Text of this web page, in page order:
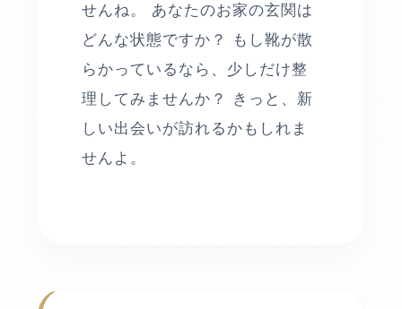
せんね。 あなたのお家の玄関は
どんな状態ですか？ もし靴が散
らかっているなら、少しだけ整
理してみませんか？ きっと、新
しい出会いが訪れるかもしれま
せんよ。